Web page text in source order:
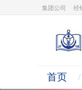
集团公司 经
首页 /